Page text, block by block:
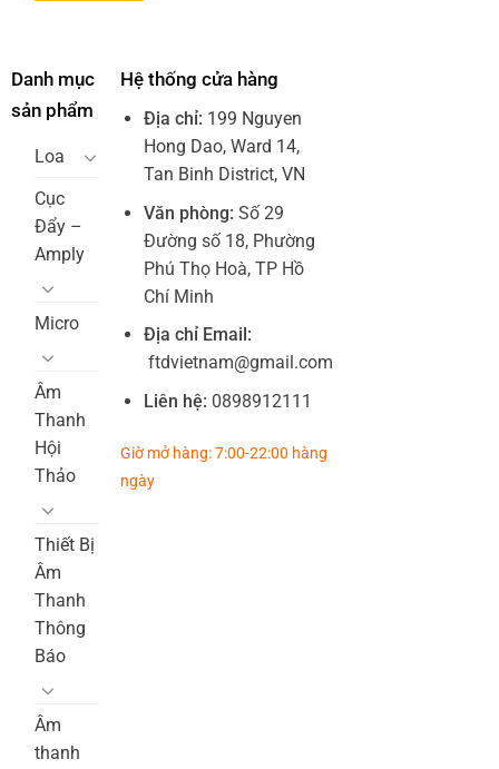
Danh mục
sản phẩm
Loa
Cục
Đẩy –
Amply
Micro
Âm
Thanh
Hội
Thảo
Thiết Bị
Âm
Thanh
Thông
Báo
Âm
thanh
Hệ thống cửa hàng
Địa chỉ: 199 Nguyen
Hong Dao, Ward 14,
Tan Binh District, VN
Văn phòng: Số 29
Đường số 18, Phường
Phú Thọ Hoà, TP Hồ
Chí Minh
Địa chỉ Email:
ftdvietnam@gmail.com
Liên hệ: 0898912111
Giờ mở hàng: 7:00-22:00 hàng
ngày